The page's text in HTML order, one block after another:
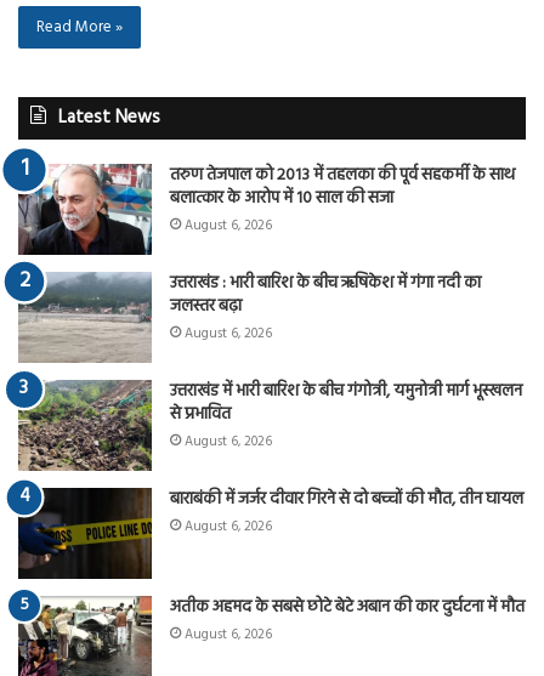
Read More »
Latest News
तरुण तेजपाल को 2013 में तहलका की पूर्व सहकर्मी के साथ
बलात्कार के आरोप में 10 साल की सजा
August 6, 2026
उत्तराखंड : भारी बारिश के बीच ऋषिकेश में गंगा नदी का
जलस्तर बढ़ा
August 6, 2026
उत्तराखंड में भारी बारिश के बीच गंगोत्री, यमुनोत्री मार्ग भूस्खलन
से प्रभावित
August 6, 2026
बाराबंकी में जर्जर दीवार गिरने से दो बच्चों की मौत, तीन घायल
August 6, 2026
अतीक अहमद के सबसे छोटे बेटे अबान की कार दुर्घटना में मौत
August 6, 2026